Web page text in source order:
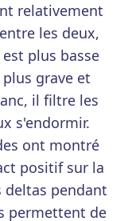
relativement
les deux,
plus basse
grave et
il filtre les
s'endormir.
ont montré
positif sur la
deltas pendant
permettent de